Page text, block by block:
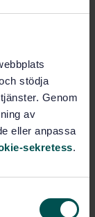
stödja
Genom
av
eller anpassa
sekretess.